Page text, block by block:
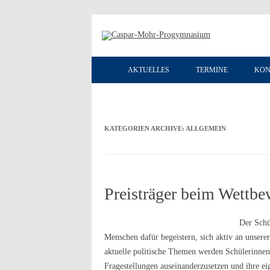
AKTUELLES TERMINE
KATEGORIEN ARCHIVE: ALLGEMEIN
Preisträger beim
Der
Menschen dafür begeistern, sich aktiv an
aktuelle politische Themen werden
Fragestellungen auseinanderzusetzen und ihre